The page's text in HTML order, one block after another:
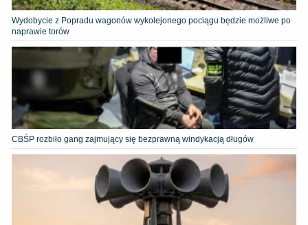
Wydobycie z Popradu wagonów wykolejonego pociągu będzie możliwe po
naprawie torów
CBŚP rozbiło gang zajmujący się bezprawną windykacją długów